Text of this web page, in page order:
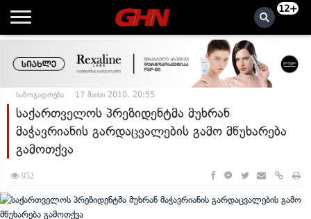
12+
საზოგადოება 17 მაისი 2010, 20:55
საქართველოს პრეზიდენტმა მუხრან
მაჭავრიანის გარდაცვალების გამო მწუხარება
გამოთქვა
952